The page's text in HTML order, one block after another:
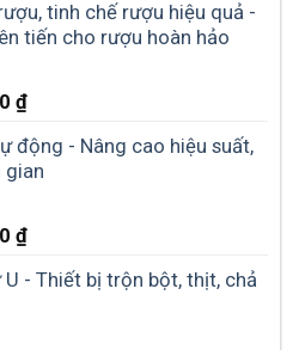
tinh chế rượu hiệu quả -
tiến cho rượu hoàn hảo
₫
động - Nâng cao hiệu suất,
₫
- Thiết bị trộn bột, thịt, chả